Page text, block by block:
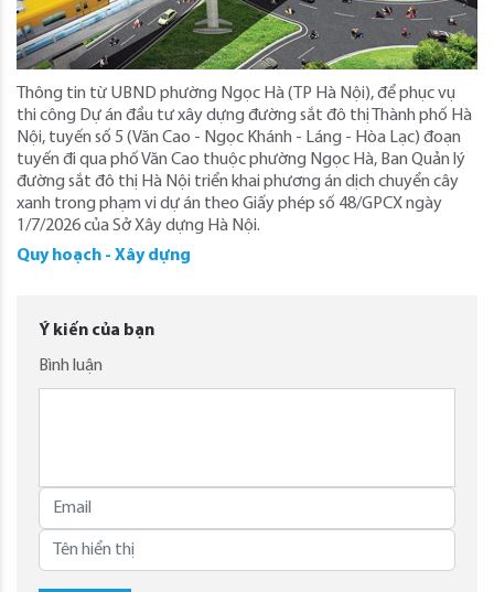
Thông tin từ UBND phường Ngọc Hà (TP Hà Nội), để phục vụ
thi công Dự án đầu tư xây dựng đường sắt đô thị Thành phố Hà
Nội, tuyến số 5 (Văn Cao - Ngọc Khánh - Láng - Hòa Lạc) đoạn
tuyến đi qua phố Văn Cao thuộc phường Ngọc Hà, Ban Quản lý
đường sắt đô thị Hà Nội triển khai phương án dịch chuyển cây
xanh trong phạm vi dự án theo Giấy phép số 48/GPCX ngày
1/7/2026 của Sở Xây dựng Hà Nội.
Quy hoạch - Xây dựng
Ý kiến của bạn
Bình luận